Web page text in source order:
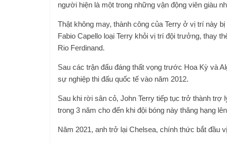
người hiện là một trong những vận động viên giàu
Thật không may, thành công của Terry ở vị trí này
Fabio Capello loại Terry khỏi vị trí đội trưởng, thay
Rio Ferdinand.
Sau các trận đấu đáng thất vọng trước Hoa Kỳ và
sự nghiệp thi đấu quốc tế vào năm 2012.
Sau khi rời sân cỏ, John Terry tiếp tục trở thành trợ
trong 3 năm cho đến khi đội bóng này thăng hạng
Năm 2021, anh trở lại Chelsea, chính thức bắt đầu